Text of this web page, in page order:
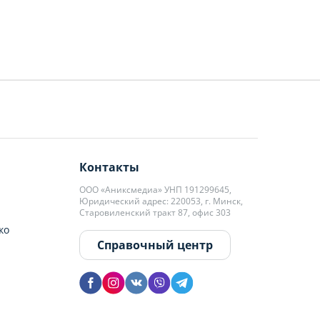
Контакты
ООО «Аниксмедиа» УНП 191299645,
Юридический адрес: 220053, г. Минск,
Старовиленский тракт 87, офис 303
Справочный центр